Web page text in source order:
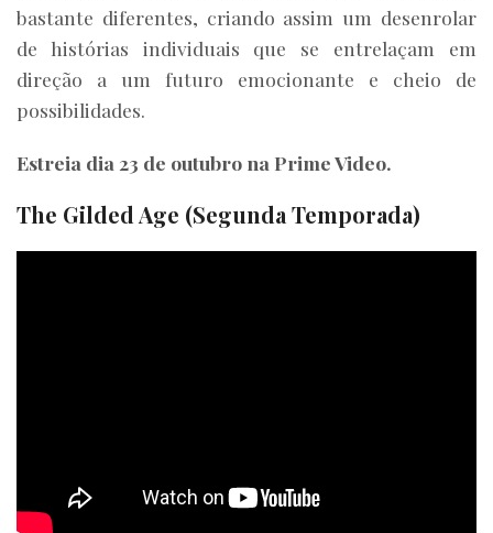
bastante diferentes, criando assim um desenrolar
de histórias individuais que se entrelaçam em
direção a um futuro emocionante e cheio de
possibilidades.
Estreia dia 23 de outubro na Prime Video.
The Gilded Age (Segunda Temporada)